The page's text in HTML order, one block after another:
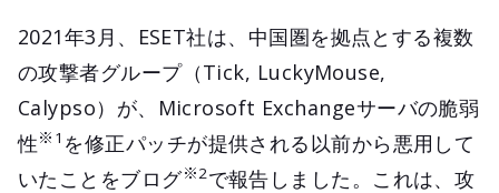
2021年3月、ESET社は、中国圏を拠点とする複数
の攻撃者グループ（Tick, LuckyMouse,
Calypso）が、Microsoft Exchangeサーバの脆弱
性※1 を修正パッチが提供される以前から悪用して
いたことをブログ※2で報告しました。これは、攻